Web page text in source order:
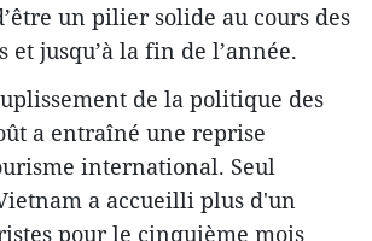
un pilier solide au cours des
et jusqu’à la fin de l’année.
de la politique des
a entraîné une reprise
international. Seul
a accueilli plus d'un
pour le cinquième mois